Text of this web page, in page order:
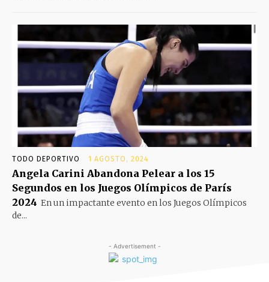
TODO DEPORTIVO 1 AGOSTO, 2024
Angela Carini Abandona Pelear a los 15
Segundos en los Juegos Olímpicos de París
2024 En un impactante evento en los Juegos Olímpicos
de...
- Advertisement -